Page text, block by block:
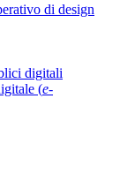
di design
digitali
(e-